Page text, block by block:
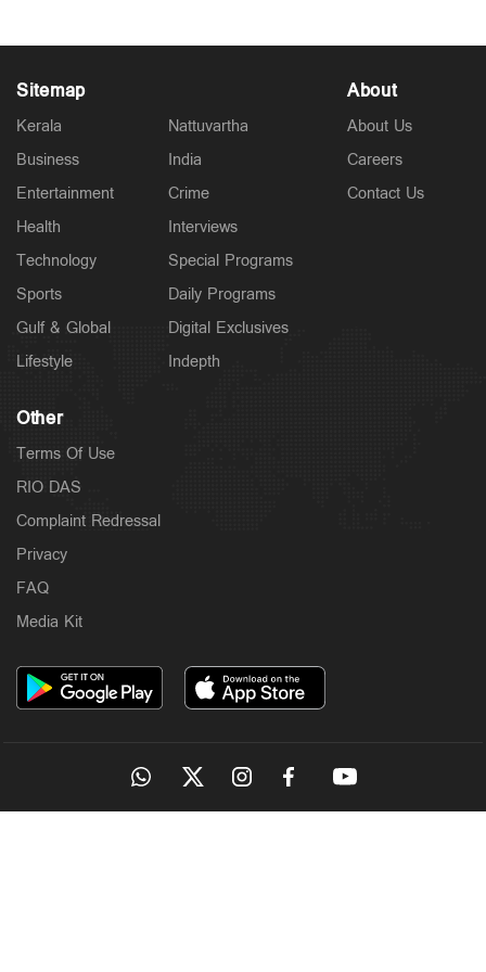
Sitemap
Kerala
Business
Entertainment
Health
Technology
Sports
Gulf & Global
Lifestyle
Nattuvartha
India
Crime
Interviews
Special Programs
Daily Programs
Digital Exclusives
Indepth
About
About Us
Careers
Contact Us
Other
Terms Of Use
RIO DAS
Complaint Redressal
Privacy
FAQ
Media Kit